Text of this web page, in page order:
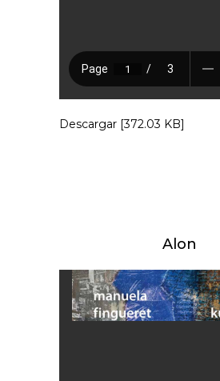
Descargar [372.03 KB]
Alon